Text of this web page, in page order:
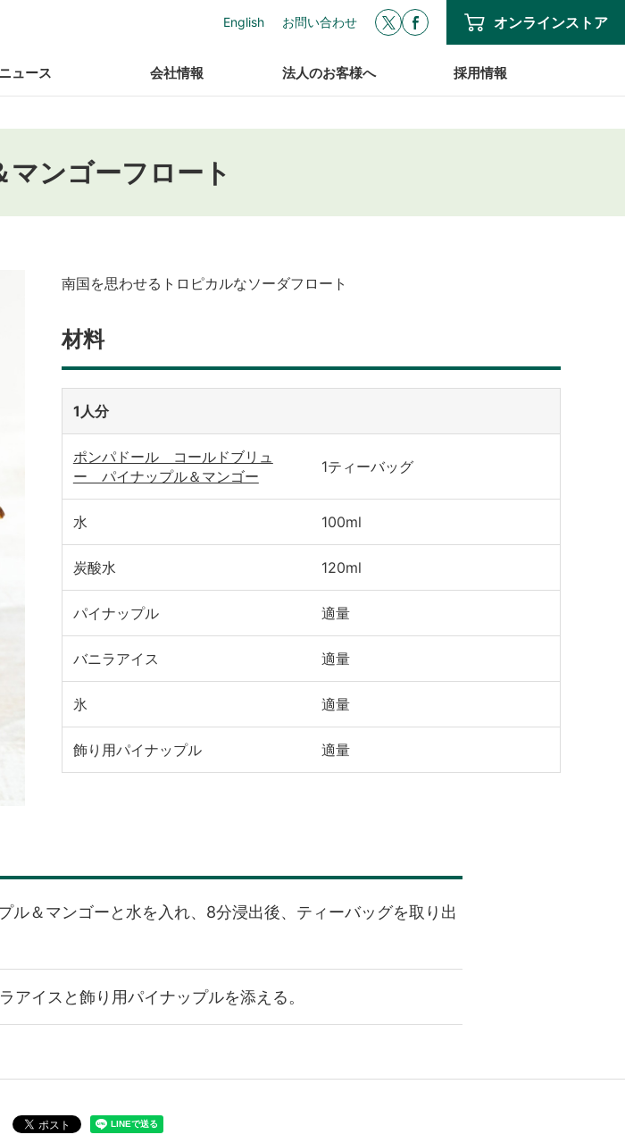
ニュース 会社情報 法人のお客様へ 採用情報
オンラインストア
English お問い合わせ
ンゴーフロート
南国を思わせるトロピカルなソーダフロート
材料
1人分
ポンパドール コールドブリュ
ー パイナップル＆マンゴー
1ティーバッグ
水 100ml
炭酸水 120ml
パイナップル 適量
バニラアイス 適量
氷 適量
飾り用パイナップル 適量
＆マンゴーと水を入れ、8分浸出後、ティーバッグを取り出
イスと飾り用パイナップルを添える。